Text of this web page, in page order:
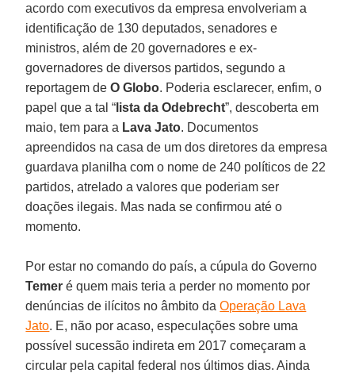
acordo com executivos da empresa envolveriam a
identificação de 130 deputados, senadores e
ministros, além de 20 governadores e ex-
governadores de diversos partidos, segundo a
reportagem de O Globo. Poderia esclarecer, enfim, o
papel que a tal “ lista da Odebrecht”, descoberta em
maio, tem para a Lava Jato. Documentos
apreendidos na casa de um dos diretores da empresa
guardava planilha com o nome de 240 políticos de 22
partidos, atrelado a valores que poderiam ser
doações ilegais. Mas nada se confirmou até o
momento.
Por estar no comando do país, a cúpula do Governo
Temer é quem mais teria a perder no momento por
denúncias de ilícitos no âmbito daOperação Lava
Jato. E, não por acaso, especulações sobre uma
possível sucessão indireta em 2017 começaram a
circular pela capital federal nos últimos dias. Ainda